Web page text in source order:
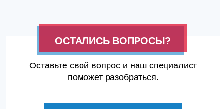
ОСТАЛИСЬ ВОПРОСЫ?
Оставьте свой вопрос и наш специалист
поможет разобраться.